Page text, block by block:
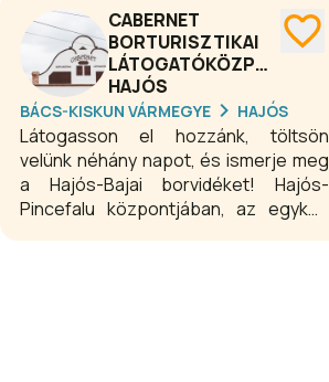
CABERNET
BORTURISZTIKAI
LÁTOGATÓKÖZPONT
HAJÓS
BÁCS-KISKUN VÁRMEGYE HAJÓS
Látogasson el hozzánk, töltsön
velünk néhány napot, és ismerje meg
a Hajós-Bajai borvidéket! Hajós-
Pincefalu központjában, az egykori